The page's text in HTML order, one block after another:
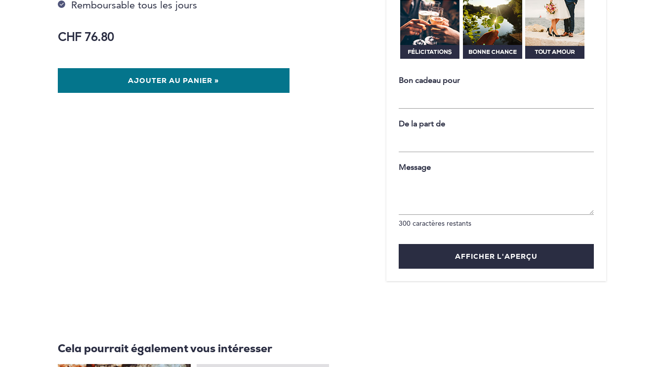
Bon cadeau pour
De la part de
Message
300 caractères restants
AFFICHER L'APERÇU
Remboursable tous les jours
CHF 76.80
AJOUTER AU PANIER »
Cela pourrait également vous intéresser